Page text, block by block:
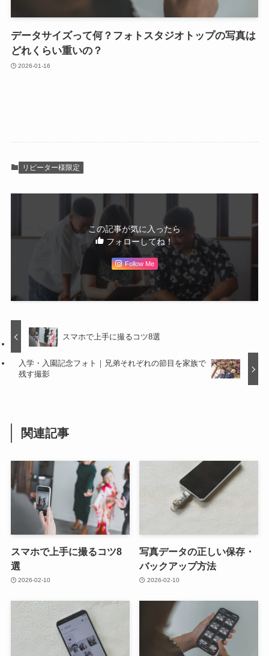
データサイズって何？フォトスタジオトップの写真は
どれくらい重いの？
2026-01-16
リピーター様限定
この記事が気に入ったら
フォローしてね！
Follow Me
スマホで上手に撮るコツ8選
入学・入園記念フォト｜兄弟それぞれの節目を家族で
残す撮影
関連記事
スマホで上手に撮るコツ8
選
2026-02-10
写真データの正しい保存・
バックアップ方法
2026-02-10